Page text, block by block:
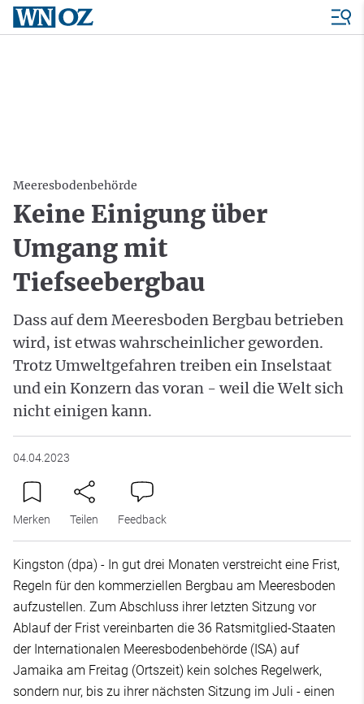
Meeresbodenbehörde
Keine Einigung über
Umgang mit
Tiefseebergbau
Dass auf dem Meeresboden Bergbau betrieben
wird, ist etwas wahrscheinlicher geworden.
Trotz Umweltgefahren treiben ein Inselstaat
und ein Konzern das voran - weil die Welt sich
nicht einigen kann.
04.04.2023
Merken Teilen Feedback
Kingston (dpa) - In gut drei Monaten verstreicht eine Frist,
Regeln für den kommerziellen Bergbau am Meeresboden
aufzustellen. Zum Abschluss ihrer letzten Sitzung vor
Ablauf der Frist vereinbarten die 36 Ratsmitglied-Staaten
der Internationalen Meeresbodenbehörde (ISA) auf
Jamaika am Freitag (Ortszeit) kein solches Regelwerk,
sondern nur, bis zu ihrer nächsten Sitzung im Juli - einen